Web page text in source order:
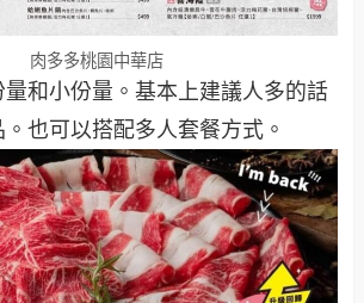
肉多多桃園中華店
和小份量。基本上建議人多的話
也可以搭配多人套餐方式。